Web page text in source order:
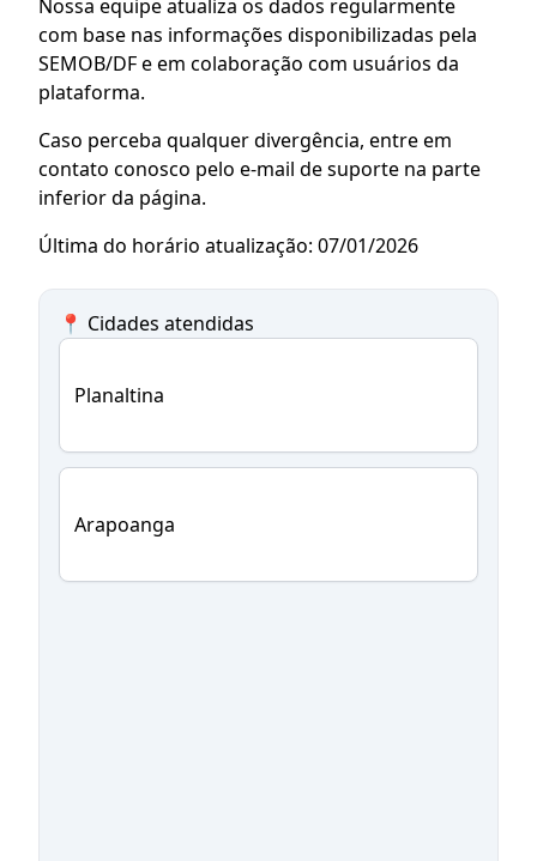
Nossa equipe atualiza os dados regularmente
com base nas informações disponibilizadas pela
SEMOB/DF e em colaboração com usuários da
plataforma.
Caso perceba qualquer divergência, entre em
contato conosco pelo e-mail de suporte na parte
inferior da página.
Última do horário atualização: 07/01/2026
📍 Cidades atendidas
Planaltina
Arapoanga